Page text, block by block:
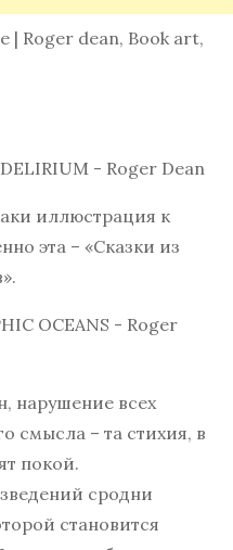
иллюстрация к
эта – «Сказки из
нарушение всех
смысла – та стихия, в
покой.
сродни
становится